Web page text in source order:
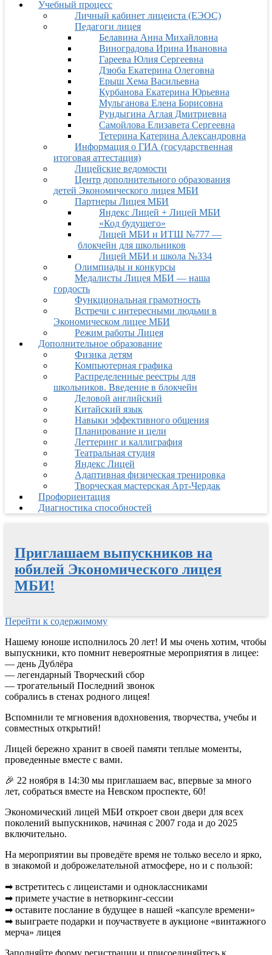
Учебный процесс
Личный кабинет лицеиста (ЕЭОС)
Педагоги лицея
Белавина Анна Михайловна
Виноградова Ирина Ивановна
Гареева Юлия Сергеевна
Дзюба Екатерина Олеговна
Ерыш Хема Васильевна
Курбанова Екатерина Юрьевна
Мульганова Елена Борисовна
Рундыгина Аглая Дмитриевна
Самойлова Елизавета Сергеевна
Тетерина Катерина Александровна
Информация о ГИА (государственная
итоговая аттестация)
Лицейские ведомости
Центр дополнительного образования
детей Экономического лицея МБИ
Партнеры Лицея МБИ
Яндекс Лицей + Лицей МБИ
«Код будущего»
Лицей МБИ и ИТШ №777 —
блокчейн для школьников
Лицей МБИ и школа №334
Олимпиады и конкурсы
Медалисты Лицея МБИ — наша
гордость
Функциональная грамотность
Встречи с интересными людьми в
Экономическом лицее МБИ
Режим работы Лицея
Дополнительное образование
Физика детям
Компьютерная графика
Распределенные реестры для
школьников. Введение в блокчейн
Деловой английский
Китайский язык
Навыки эффективного общения
Планирование и цели
Леттеринг и каллиграфия
Театральная студия
Яндекс Лицей
Адаптивная физическая тренировка
Творческая мастерская Арт-Чердак
Профориентация
Диагностика способностей
Приглашаем выпускников на
юбилей Экономического лицея
МБИ!
Перейти к содержимому
Нашему юноше исполнилось 20 лет! И мы очень хотим, чтобы
выпускники, кто помнит невероятные мероприятия в лицее:
— день Дублёра
— легендарный Творческий сбор
— трогательный Последний звонок
собрались в стенах родного лицея!
Вспомнили те мгновения вдохновения, творчества, учебы и
совместных открытий!
Лицей бережно хранит в своей памяти теплые моменты,
проведенные вместе с вами.
🎉 22 ноября в 14:30 мы приглашаем вас, впервые за много
лет, собраться вместе на Невском проспекте, 60!
Экономический лицей МБИ откроет свои двери для всех
поколений выпускников, начиная с 2007 года и до 2025
включительно.
На мероприятии вы проведёте время не только весело и ярко,
в знакомой и доброжелательной атмосфере, но и с пользой:
➡ встретитесь с лицеистами и одноклассниками
➡ примете участие в нетворкинг-сессии
➡ оставите послание в будущее в нашей «капсуле времени»
➡ выиграете подарки и поучаствуете в аукционе «винтажного
мерча» лицея
Заполняйте форму регистрации и присоединяйтесь к